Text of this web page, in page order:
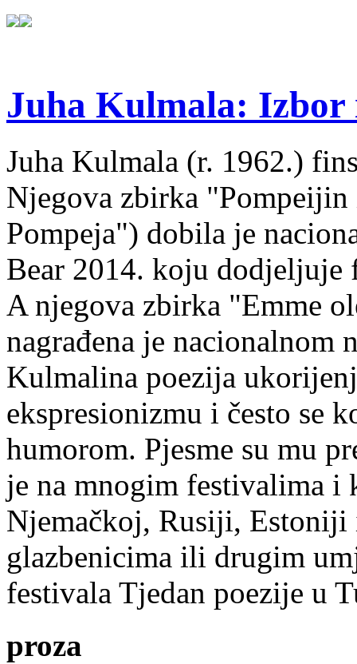
Juha Kulmala: Izbor
Juha Kulmala (r. 1962.)
Njegova zbirka
Pompeja") dobila je
Bear 2014. koju
A njegova zbirka "Emme
nagrađena je nacionalnom
Kulmalina poezija
ekspresionizmu i često se
humorom. Pjesme su mu
je na mnogim festivalima i
Njemačkoj, Rusiji, Estoniji
glazbenicima ili drugim
festivala Tjedan poezije u
proza